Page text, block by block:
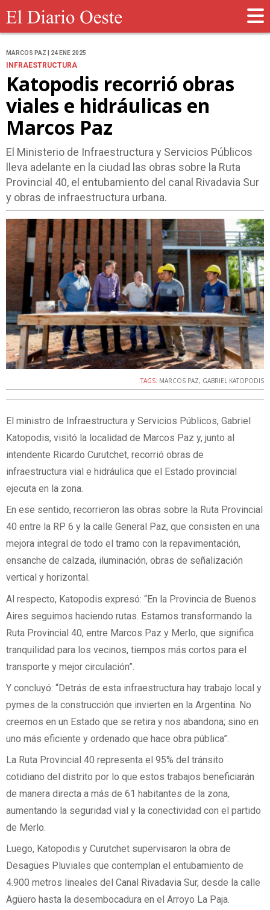
MARCOS PAZ | 24 ENE 2025
INFRAESTRUCTURA
Katopodis recorrió obras
viales e hidráulicas en
Marcos Paz
El Ministerio de Infraestructura y Servicios Públicos
lleva adelante en la ciudad las obras sobre la Ruta
Provincial 40, el entubamiento del canal Rivadavia Sur
y obras de infraestructura urbana.
TAGS: MARCOS PAZ, GABRIEL KATOPODIS
El ministro de Infraestructura y Servicios Públicos, Gabriel
Katopodis, visitó la localidad de Marcos Paz y, junto al
intendente Ricardo Curutchet, recorrió obras de
infraestructura vial e hidráulica que el Estado provincial
ejecuta en la zona.
En ese sentido, recorrieron las obras sobre la Ruta Provincial
40 entre la RP 6 y la calle General Paz, que consisten en una
mejora integral de todo el tramo con la repavimentación,
ensanche de calzada, iluminación, obras de señalización
vertical y horizontal.
Al respecto, Katopodis expresó: “En la Provincia de Buenos
Aires seguimos haciendo rutas. Estamos transformando la
Ruta Provincial 40, entre Marcos Paz y Merlo, que significa
tranquilidad para los vecinos, tiempos más cortos para el
transporte y mejor circulación”.
Y concluyó: “Detrás de esta infraestructura hay trabajo local y
pymes de la construcción que invierten en la Argentina. No
creemos en un Estado que se retira y nos abandona; sino en
uno más eficiente y ordenado que hace obra pública”.
La Ruta Provincial 40 representa el 95% del tránsito
cotidiano del distrito por lo que estos trabajos beneficiarán
de manera directa a más de 61 habitantes de la zona,
aumentando la seguridad vial y la conectividad con el partido
de Merlo.
Luego, Katopodis y Curutchet supervisaron la obra de
Desagües Pluviales que contemplan el entubamiento de
4.900 metros lineales del Canal Rivadavia Sur, desde la calle
Agüero hasta la desembocadura en el Arroyo La Paja.